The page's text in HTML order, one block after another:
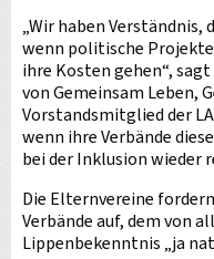
„Wir haben
wenn politische
ihre Kosten gehen“,
von Gemeinsam Leben,
Vorstandsmitglied der
wenn ihre Verbände
bei der Inklusion wieder
Die Elternvereine
Verbände auf, dem von
Lippenbekenntnis „ja